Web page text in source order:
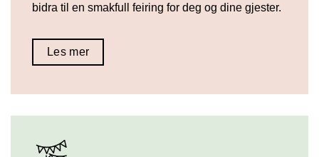
bidra til en smakfull feiring for deg og dine gjester.
Les mer